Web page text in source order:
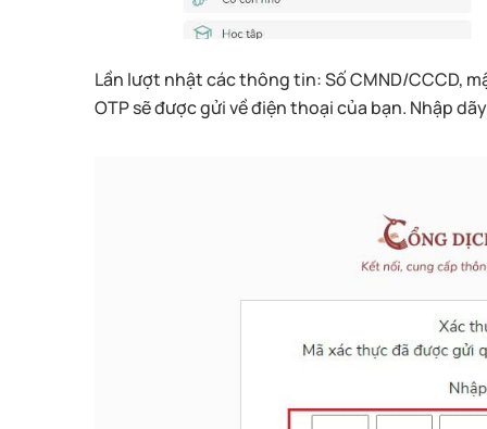
Lần lượt nhật các thông tin: Số CMND/CCCD,
OTP sẽ được gửi về điện thoại của bạn. Nhập